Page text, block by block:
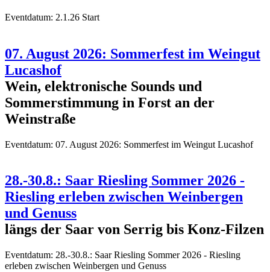
Eventdatum: 2.1.26 Start
07. August 2026: Sommerfest im Weingut
Lucashof
Wein, elektronische Sounds und
Sommerstimmung in Forst an der
Weinstraße
Eventdatum: 07. August 2026: Sommerfest im Weingut Lucashof
28.-30.8.: Saar Riesling Sommer 2026 -
Riesling erleben zwischen Weinbergen
und Genuss
längs der Saar von Serrig bis Konz-Filzen
Eventdatum: 28.-30.8.: Saar Riesling Sommer 2026 - Riesling
erleben zwischen Weinbergen und Genuss